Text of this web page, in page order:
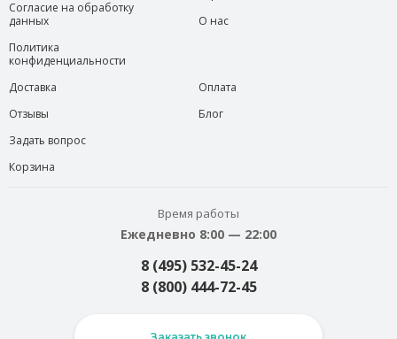
Согласие на обработку
данных
Политика
конфиденциальности
О нас
Доставка
Отзывы
Задать вопрос
Корзина
Оплата
Блог
Время работы
Ежедневно 8:00 — 22:00
8 (495) 532-45-24
8 (800) 444-72-45
Заказать звонок